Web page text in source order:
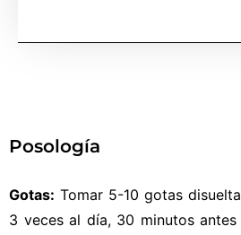
Posología
Gotas: Tomar 5-10 gotas
3 veces al día, 30 minutos